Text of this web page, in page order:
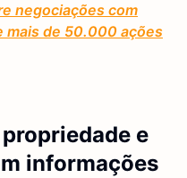
negociações com
mais de 50.000 ações
e
informações